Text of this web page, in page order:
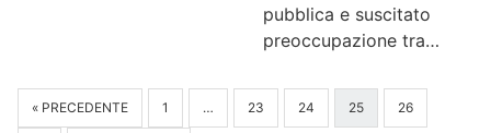
pubblica e suscitato
preoccupazione tra…
« PRECEDENTE 1 … 23 24 25 26